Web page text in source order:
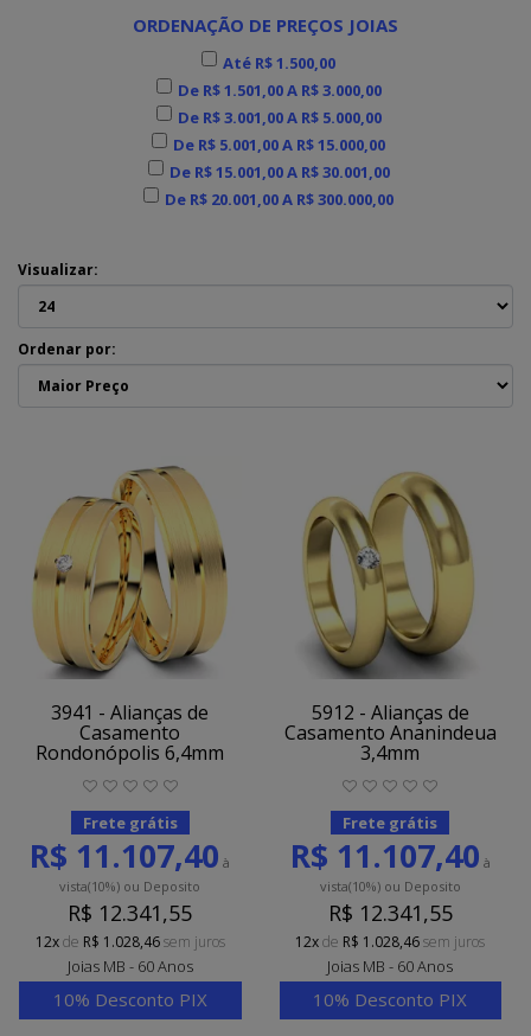
ORDENAÇÃO DE PREÇOS JOIAS
Até R$ 1.500,00
De R$ 1.501,00 A R$ 3.000,00
De R$ 3.001,00 A R$ 5.000,00
De R$ 5.001,00 A R$ 15.000,00
De R$ 15.001,00 A R$ 30.001,00
De R$ 20.001,00 A R$ 300.000,00
Visualizar:
Ordenar por:
3941 - Alianças de
Casamento
Rondonópolis 6,4mm
Frete grátis
R$ 11.107,40 à
vista(10%) ou Deposito
R$ 12.341,55
12xde R$ 1.028,46sem juros
Joias MB - 60 Anos
10% Desconto PIX
5912 - Alianças de
Casamento Ananindeua
3,4mm
Frete grátis
R$ 11.107,40 à
vista(10%)ou Deposito
R$ 12.341,55
12xde R$ 1.028,46sem juros
Joias MB - 60 Anos
10% Desconto PIX